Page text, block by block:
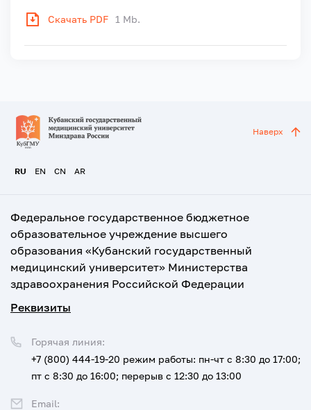
Скачать PDF 1 Mb.
RU EN CN AR
Наверх
Федеральное государственное бюджетное
образовательное учреждение высшего
образования «Кубанский государственный
медицинский университет» Министерства
здравоохранения Российской Федерации
Реквизиты
Горячая линия:
+7 (800) 444-19-20 режим работы: пн-чт с 8:30 до 17:00;
пт с 8:30 до 16:00; перерыв с 12:30 до 13:00
Email: